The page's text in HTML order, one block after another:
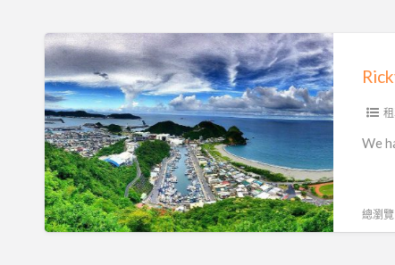
台
中
清
境
農
場.
日
月
潭.
份
一
日
遊
讓
您
開
心
遊
Ricky
Wish
taxi
service-
DAVID
Wish
計
程
車
We
總瀏